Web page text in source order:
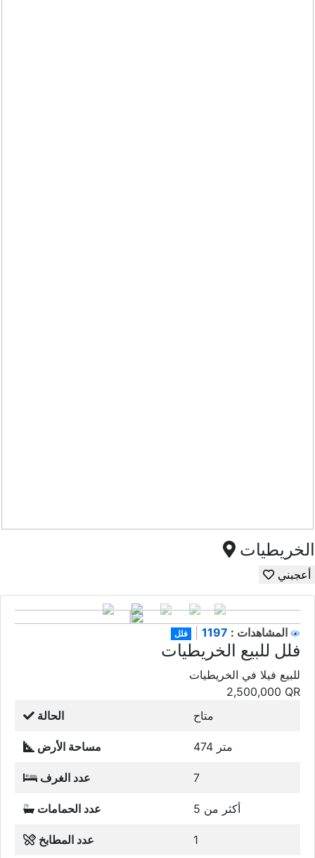
الخريطيات
أعجبني
فلل المشاهدات :
فلل للبيع الخريطيات
للبيع فيلا في الخريطيات
2,500,000 QR
الحالة
متاح
مساحة الأرض 474 متر
عدد الغرف 7
عدد الحمامات أكثر من 5
عدد المطابخ 1